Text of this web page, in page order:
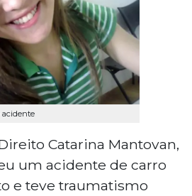
Catarina Mantovan,
um acidente de carro
e teve traumatismo